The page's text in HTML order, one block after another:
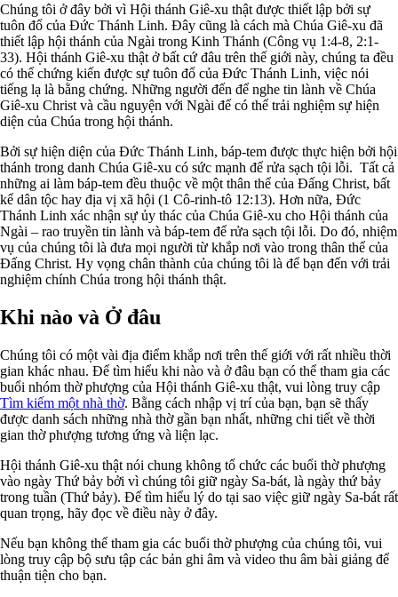
Chúng tôi ở đây bởi vì Hội thánh Giê-xu thật được thiết lập bởi sự
tuôn đổ của Đức Thánh Linh. Đây cũng là cách mà Chúa Giê-xu đã
thiết lập hội thánh của Ngài trong Kinh Thánh (Công vụ 1:4-8, 2:1-
33). Hội thánh Giê-xu thật ở bất cứ đâu trên thế giới này, chúng ta đều
có thể chứng kiến được sự tuôn đổ của Đức Thánh Linh, việc nói
tiếng lạ là bằng chứng. Những người đến để nghe tin lành về Chúa
Giê-xu Christ và cầu nguyện với Ngài để có thể trải nghiệm sự hiện
diện của Chúa trong hội thánh.
Bởi sự hiện diện của Đức Thánh Linh, báp-tem được thực hiện bởi hội
thánh trong danh Chúa Giê-xu có sức mạnh để rửa sạch tội lỗi. Tất cả
những ai làm báp-tem đều thuộc về một thân thể của Đấng Christ, bất
kể dân tộc hay địa vị xã hội (1 Cô-rinh-tô 12:13). Hơn nữa, Đức
Thánh Linh xác nhận sự ủy thác của Chúa Giê-xu cho Hội thánh của
Ngài – rao truyền tin lành và báp-tem để rửa sạch tội lỗi. Do đó, nhiệm
vụ của chúng tôi là đưa mọi người từ khắp nơi vào trong thân thể của
Đấng Christ. Hy vọng chân thành của chúng tôi là để bạn đến với trải
nghiệm chính Chúa trong hội thánh thật.
Khi nào và Ở đâu
Chúng tôi có một vài địa điểm khắp nơi trên thế giới với rất nhiều thời
gian khác nhau. Để tìm hiểu khi nào và ở đâu bạn có thể tham gia các
buổi nhóm thờ phượng của Hội thánh Giê-xu thật, vui lòng truy cập
Tìm kiếm một nhà thờ. Bằng cách nhập vị trí của bạn, bạn sẽ thấy
được danh sách những nhà thờ gần bạn nhất, những chi tiết về thời
gian thờ phượng tương ứng và liện lạc.
Hội thánh Giê-xu thật nói chung không tổ chức các buổi thờ phượng
vào ngày Thứ bảy bởi vì chúng tôi giữ ngày Sa-bát, là ngày thứ bảy
trong tuần (Thứ bảy). Để tìm hiểu lý do tại sao việc giữ ngày Sa-bát rất
quan trọng, hãy đọc về điều này ở đây.
Nếu bạn không thể tham gia các buổi thờ phượng của chúng tôi, vui
lòng truy cập bộ sưu tập các bản ghi âm và video thu âm bài giảng để
thuận tiện cho bạn.